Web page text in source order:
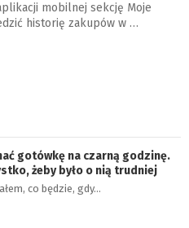
mobilnej sekcję Moje
historię zakupów w …
gotówkę na czarną godzinę.
żeby było o nią trudniej
co będzie, gdy…